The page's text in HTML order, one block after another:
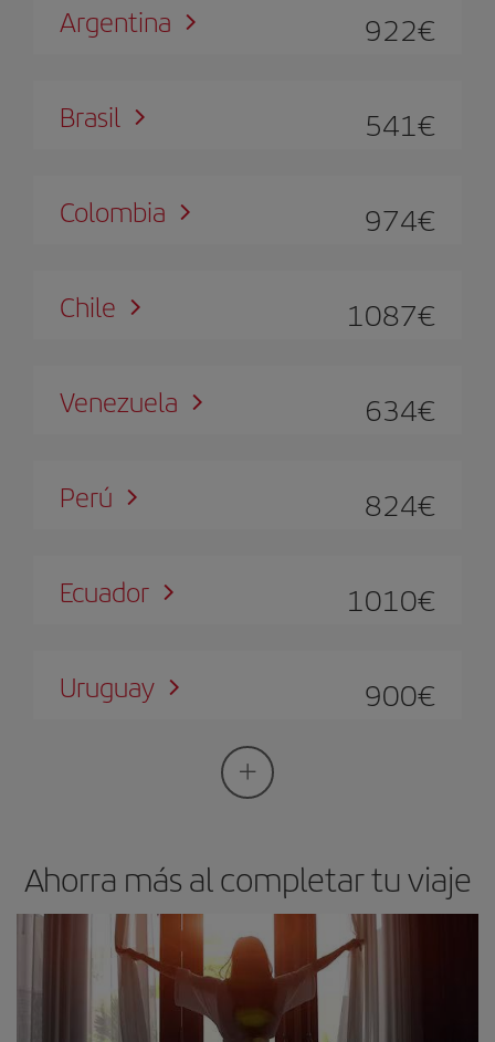
Argentina 922€
Brasil 541€
Colombia 974€
Chile 1087€
Venezuela 634€
Perú 824€
Ecuador 1010€
Uruguay 900€
Ahorra más al completar tu viaje